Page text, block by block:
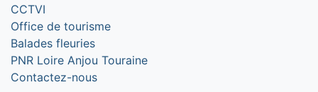
CCTVI
Office de tourisme
Balades fleuries
PNR Loire Anjou Touraine
Contactez-nous